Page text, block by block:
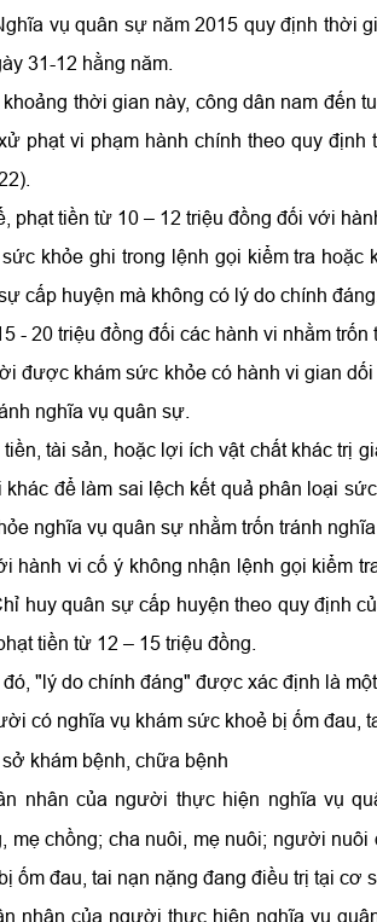
vụ quân sự năm 2015 quy định thời
31-12 hằng năm.
khoảng thời gian này, công dân nam đến
phạt vi phạm hành chính theo quy
phạt tiền từ 10 – 12 triệu đồng đối với
sức khỏe ghi trong lệnh gọi kiểm tra
cấp huyện mà không có lý do chính đáng.
- 20 triệu đồng đối các hành vi nhằm
được khám sức khỏe có hành vi gian
nghĩa vụ quân sự.
tài sản, hoặc lợi ích vật chất khác trị
khác để làm sai lệch kết quả phân loại
nghĩa vụ quân sự nhằm trốn tránh
hành vi cố ý không nhận lệnh gọi kiểm
huy quân sự cấp huyện theo quy định
tiền từ 12 – 15 triệu đồng.
đó, "lý do chính đáng" được xác định là
có nghĩa vụ khám sức khoẻ bị ốm đau,
khám bệnh, chữa bệnh
nhân của người thực hiện nghĩa vụ
mẹ chồng; cha nuôi, mẹ nuôi; người
ốm đau, tai nạn nặng đang điều trị tại cơ
nhân của người thực hiện nghĩa vụ